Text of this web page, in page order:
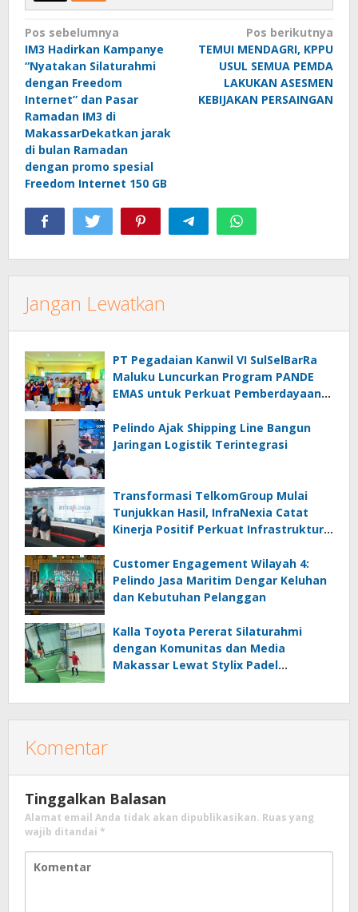
Navigasi
pos
Pos sebelumnya
IM3 Hadirkan Kampanye
“Nyatakan Silaturahmi
dengan Freedom
Internet” dan Pasar
Ramadan IM3 di
MakassarDekatkan jarak
di bulan Ramadan
dengan promo spesial
Freedom Internet 150 GB
Pos berikutnya
TEMUI MENDAGRI, KPPU
USUL SEMUA PEMDA
LAKUKAN ASESMEN
KEBIJAKAN PERSAINGAN
Jangan Lewatkan
PT Pegadaian Kanwil VI SulSelBarRa
Maluku Luncurkan Program PANDE
EMAS untuk Perkuat Pemberdayaan
Pelindo Ajak Shipping Line Bangun
Jaringan Logistik Terintegrasi
Transformasi TelkomGroup Mulai
Tunjukkan Hasil, InfraNexia Catat
Kinerja Positif Perkuat Infrastruktur
Customer Engagement Wilayah 4:
Pelindo Jasa Maritim Dengar Keluhan
dan Kebutuhan Pelanggan
Kalla Toyota Pererat Silaturahmi
dengan Komunitas dan Media
Makassar Lewat Stylix Padel
Komentar
Tinggalkan Balasan
Alamat email Anda tidak akan dipublikasikan. Ruas yang
wajib ditandai *